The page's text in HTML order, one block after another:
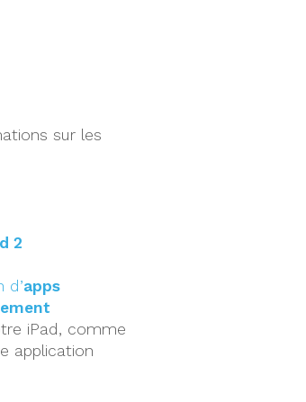
sur les
2
d’apps
iPad, comme
application